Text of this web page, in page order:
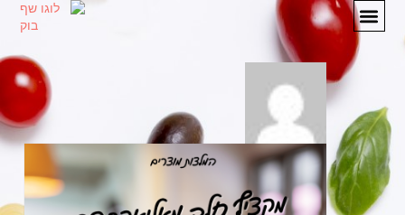
מתכונים
המלצות
אודות
יצירת קשר